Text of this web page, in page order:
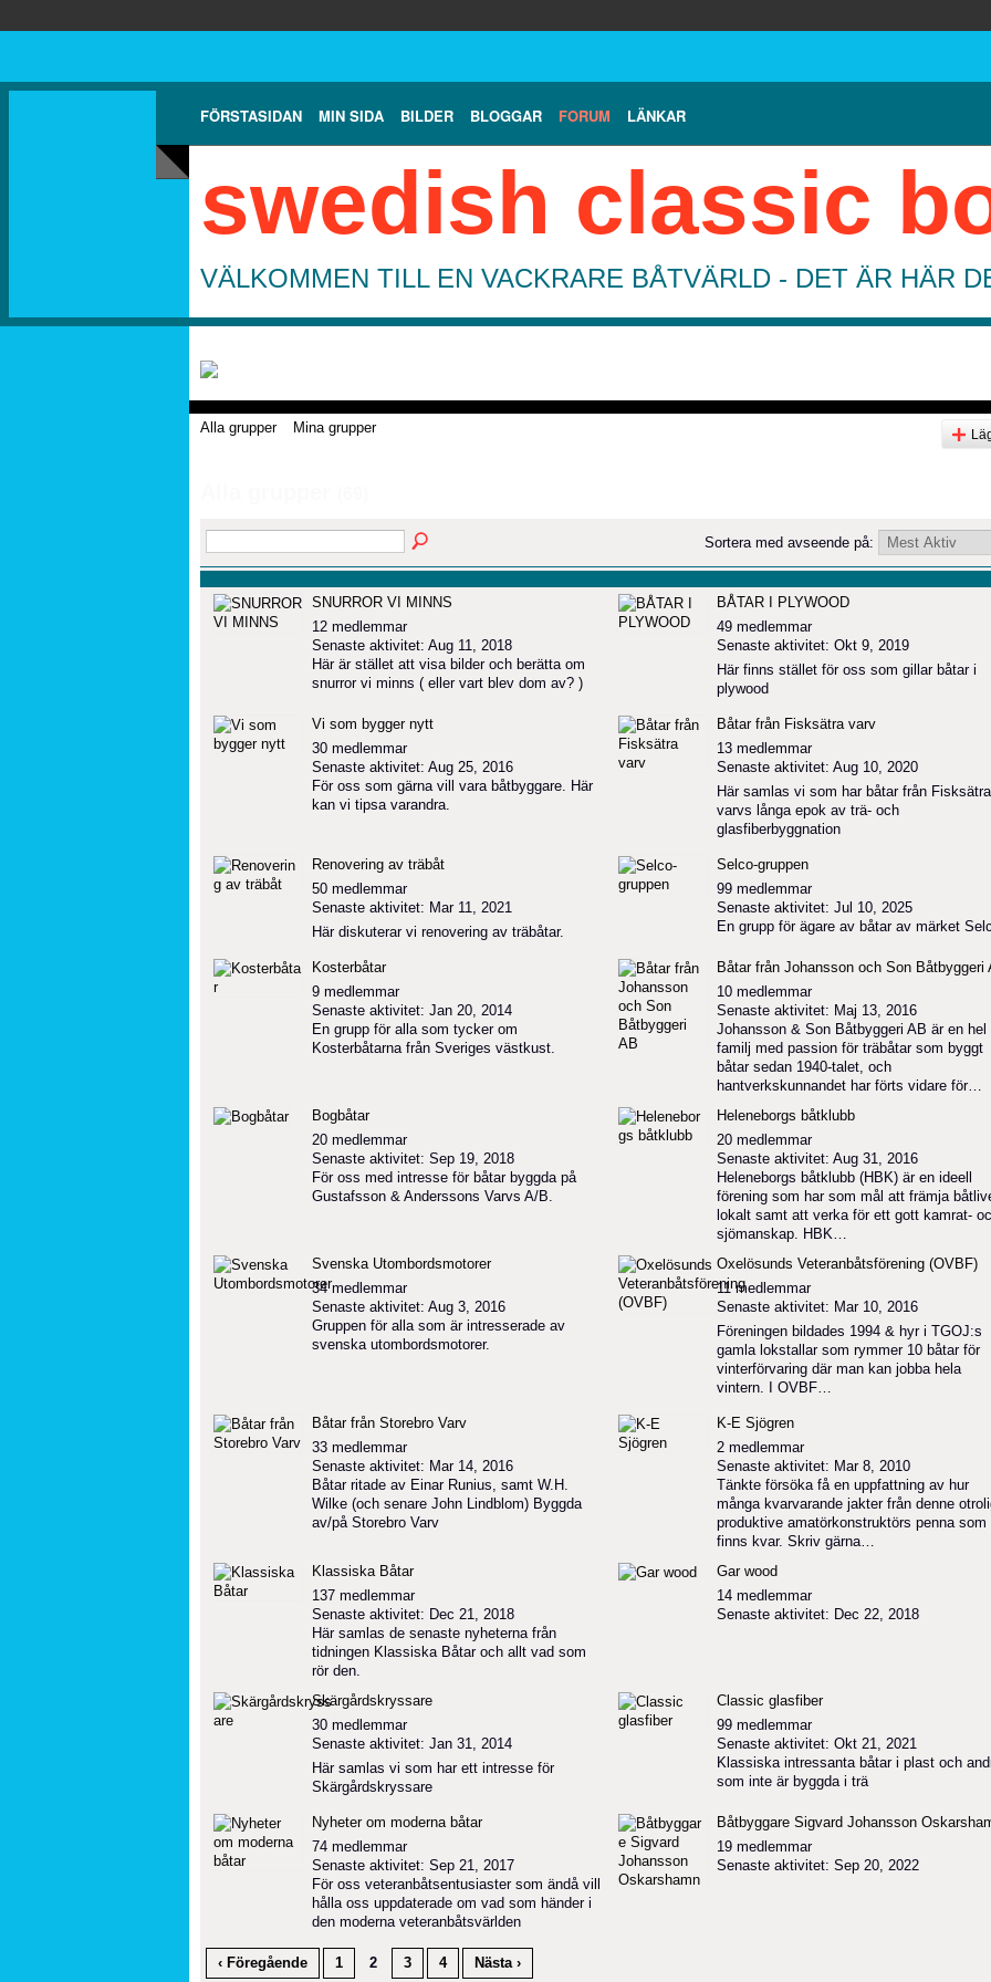
FÖRSTASIDAN MIN SIDA BILDER BLOGGAR FORUM LÄNKAR
swedish classic
VÄLKOMMEN TILL EN VACKRARE BÅTVÄRLD - DET ÄR HÄR
Alla grupper Mina grupper
Sortera med avseende på:
SNURROR VI MINNS
12 medlemmar
Senaste aktivitet: Aug 11, 2018
Här är stället att visa bilder och berätta om
snurror vi minns ( eller vart blev dom av? )
BÅTAR I PLYWOOD
49 medlemmar
Senaste aktivitet: Okt 9, 2019
Här finns stället för oss som gillar båtar i
plywood
Vi som bygger nytt
30 medlemmar
Senaste aktivitet: Aug 25, 2016
För oss som gärna vill vara båtbyggare. Här
kan vi tipsa varandra.
Båtar från Fisksätra varv
13 medlemmar
Senaste aktivitet: Aug 10, 2020
Här samlas vi som har båtar från Fisksätra
varvs långa epok av trä- och
glasfiberbyggnation
Renovering av träbåt
50 medlemmar
Senaste aktivitet: Mar 11, 2021
Här diskuterar vi renovering av träbåtar.
Selco-gruppen
99 medlemmar
Senaste aktivitet: Jul 10, 2025
En grupp för ägare av båtar av märket
Kosterbåtar
9 medlemmar
Senaste aktivitet: Jan 20, 2014
En grupp för alla som tycker om
Kosterbåtarna från Sveriges västkust.
Båtar från Johansson och Son Båtbyggeri
10 medlemmar
Senaste aktivitet: Maj 13, 2016
Johansson & Son Båtbyggeri AB är en hel
familj med passion för träbåtar som byggt
båtar sedan 1940-talet, och
hantverkskunnandet har förts vidare för…
Bogbåtar
20 medlemmar
Senaste aktivitet: Sep 19, 2018
För oss med intresse för båtar byggda på
Gustafsson & Anderssons Varvs A/B.
Heleneborgs båtklubb
20 medlemmar
Senaste aktivitet: Aug 31, 2016
Heleneborgs båtklubb (HBK) är en ideell
förening som har som mål att främja
lokalt samt att verka för ett gott kamrat-
sjömanskap. HBK…
Svenska Utombordsmotorer
34 medlemmar
Senaste aktivitet: Aug 3, 2016
Gruppen för alla som är intresserade av
svenska utombordsmotorer.
Oxelösunds Veteranbåtsförening (OVBF)
11 medlemmar
Senaste aktivitet: Mar 10, 2016
Föreningen bildades 1994 & hyr i TGOJ:s
gamla lokstallar som rymmer 10 båtar för
vinterförvaring där man kan jobba hela
vintern. I OVBF…
Båtar från Storebro Varv
33 medlemmar
Senaste aktivitet: Mar 14, 2016
Båtar ritade av Einar Runius, samt W.H.
Wilke (och senare John Lindblom) Byggda
av/på Storebro Varv
K-E Sjögren
2 medlemmar
Senaste aktivitet: Mar 8, 2010
Tänkte försöka få en uppfattning av hur
många kvarvarande jakter från denne
produktive amatörkonstruktörs penna som
finns kvar. Skriv gärna…
Klassiska Båtar
137 medlemmar
Senaste aktivitet: Dec 21, 2018
Här samlas de senaste nyheterna från
tidningen Klassiska Båtar och allt vad som
rör den.
Gar wood
14 medlemmar
Senaste aktivitet: Dec 22, 2018
Skärgårdskryssare
30 medlemmar
Senaste aktivitet: Jan 31, 2014
Här samlas vi som har ett intresse för
Skärgårdskryssare
Classic glasfiber
99 medlemmar
Senaste aktivitet: Okt 21, 2021
Klassiska intressanta båtar i plast och
som inte är byggda i trä
Nyheter om moderna båtar
74 medlemmar
Senaste aktivitet: Sep 21, 2017
För oss veteranbåtsentusiaster som ändå vill
hålla oss uppdaterade om vad som händer i
den moderna veteranbåtsvärlden
Båtbyggare Sigvard Johansson
19 medlemmar
Senaste aktivitet: Sep 20, 2022
‹ Föregående 1 2 3 4 Nästa ›